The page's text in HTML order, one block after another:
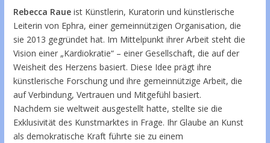
Rebecca Raue ist Künstlerin, Kuratorin und künstlerische
Leiterin von Ephra, einer gemeinnützigen Organisation, die
sie 2013 gegründet hat. Im Mittelpunkt ihrer Arbeit steht die
Vision einer „Kardiokratie“ – einer Gesellschaft, die auf der
Weisheit des Herzens basiert. Diese Idee prägt ihre
künstlerische Forschung und ihre gemeinnützige Arbeit, die
auf Verbindung, Vertrauen und Mitgefühl basiert.
Nachdem sie weltweit ausgestellt hatte, stellte sie die
Exklusivität des Kunstmarktes in Frage. Ihr Glaube an Kunst
als demokratische Kraft führte sie zu einem